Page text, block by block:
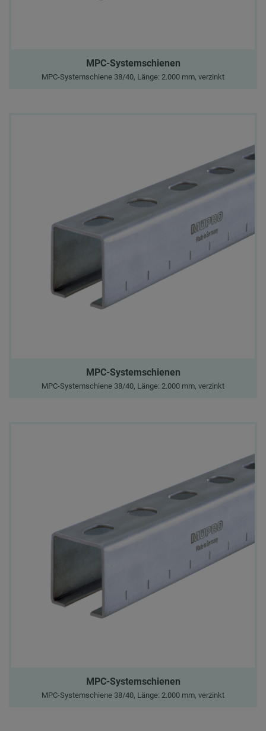
MPC-Systemschienen
MPC-Systemschiene 38/40, Länge: 2.000 mm, verzinkt
MPC-Systemschienen
MPC-Systemschiene 38/40, Länge: 2.000 mm, verzinkt
MPC-Systemschienen
MPC-Systemschiene 38/40, Länge: 2.000 mm, verzinkt